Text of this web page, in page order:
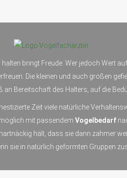
bringt Freude. Wer jedoch Wert
Die kleinen und auch großen
Bereitschaft des Halters, auf die
Zeit viele natürliche
mit passendem Vogelbedarf
hält, dass sie dann zahmer
sie in natürlich geformten Gruppen